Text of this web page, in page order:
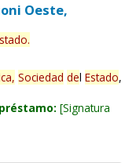
Oeste,
.
Sociedad del Estado,
Signatura